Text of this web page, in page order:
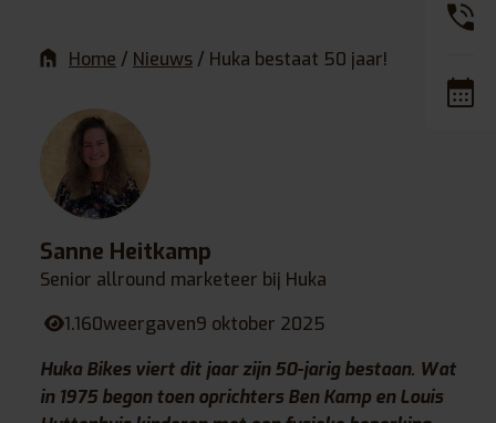
Home / Nieuws / Huka bestaat 50 jaar!
Sanne Heitkamp
Senior allround marketeer bij Huka
1.160weergaven9 oktober 2025
Huka Bikes viert dit jaar zijn 50-jarig bestaan. Wat
in 1975 begon toen oprichters Ben Kamp en Louis